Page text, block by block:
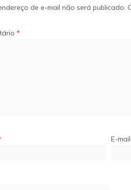
de e-mail não será publicado.
*
E-mail